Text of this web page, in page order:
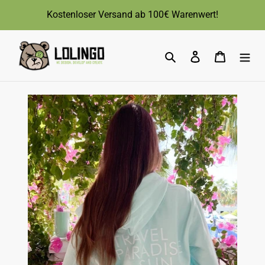
Inhalt
Kostenloser Versand ab 100€ Warenwert!
SuchenEinloggen